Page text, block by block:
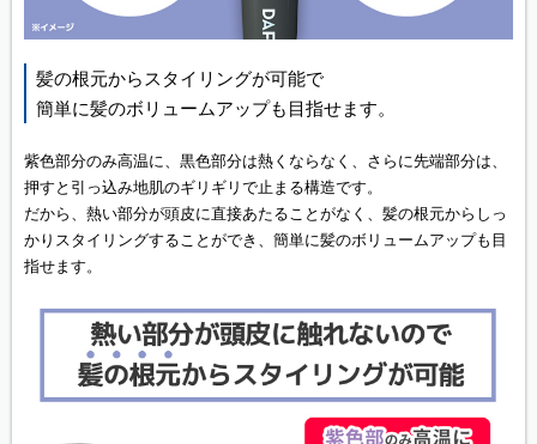
髪の根元からスタイリングが可能で
簡単に髪のボリュームアップも目指せます。
紫色部分のみ高温に、黒色部分は熱くならなく、さらに先端部分は、
押すと引っ込み地肌のギリギリで止まる構造です。
だから、熱い部分が頭皮に直接あたることがなく、髪の根元からしっ
かりスタイリングすることができ、簡単に髪のボリュームアップも目
指せます。